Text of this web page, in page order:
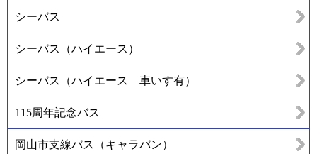
シーバス
シーバス（ハイエース）
シーバス（ハイエース 車いす有）
115周年記念バス
岡山市支線バス（キャラバン）